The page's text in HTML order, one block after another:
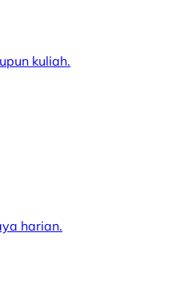
kuliah.
harian.